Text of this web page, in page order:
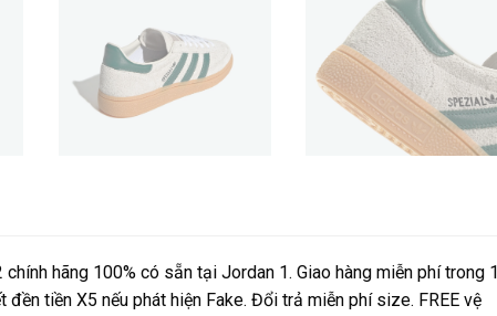
hãng 100% có sẵn tại Jordan 1. Giao hàng miễn phí trong 1
tiền X5 nếu phát hiện Fake. Đổi trả miễn phí size. FREE vệ